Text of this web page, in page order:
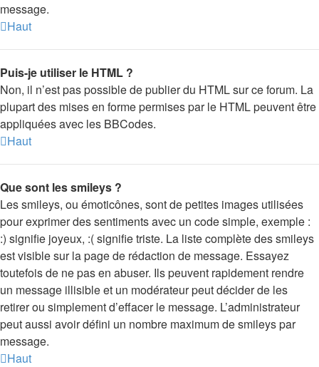
message.
Haut
Puis-je utiliser le HTML ?
Non, il n’est pas possible de publier du HTML sur ce forum. La
plupart des mises en forme permises par le HTML peuvent être
appliquées avec les BBCodes.
Haut
Que sont les smileys ?
Les smileys, ou émoticônes, sont de petites images utilisées
pour exprimer des sentiments avec un code simple, exemple :
:) signifie joyeux, :( signifie triste. La liste complète des smileys
est visible sur la page de rédaction de message. Essayez
toutefois de ne pas en abuser. Ils peuvent rapidement rendre
un message illisible et un modérateur peut décider de les
retirer ou simplement d’effacer le message. L’administrateur
peut aussi avoir défini un nombre maximum de smileys par
message.
Haut